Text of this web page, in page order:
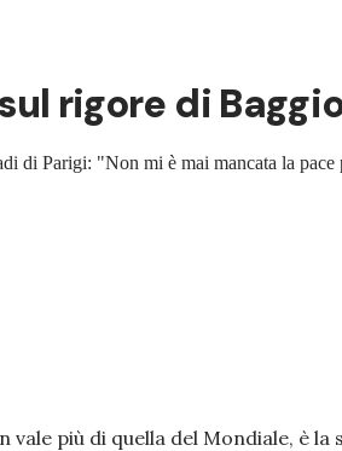
rigore di
di Parigi: "Non mi è mai mancata la pace
più di quella del Mondiale, è